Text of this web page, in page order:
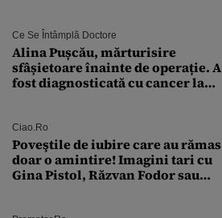
Ce Se Întâmplă Doctore
Alina Pușcău, mărturisire
sfâșietoare înainte de operație. A
fost diagnosticată cu cancer la
îmi salvez viața”
Ciao.ro
Poveştile de iubire care au rămas
doar o amintire! Imagini tari cu
Gina Pistol, Răzvan Fodor sau